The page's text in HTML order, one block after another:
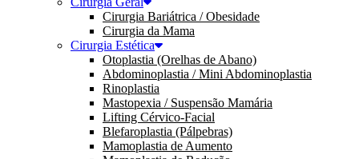
Cirurgia Bariátrica / Obesidade
Cirurgia da Mama
Cirurgia Estética
Otoplastia (Orelhas de Abano)
Abdominoplastia / Mini Abdominoplastia
Rinoplastia
Mastopexia / Suspensão Mamária
Lifting Cérvico-Facial
Blefaroplastia (Pálpebras)
Mamoplastia de Aumento